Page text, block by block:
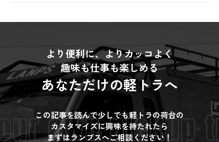
より便利に、よりカッコよく
趣味も仕事も楽しめる
あなただけの軽トラへ
この記事を読んで少しでも軽トラの荷台の
カスタマイズに興味を持たれたら
まずはランプスへご相談ください！